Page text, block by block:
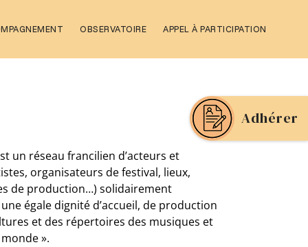
OBSERVATOIRE APPEL À PARTICIPATION
Adhérer
un réseau francilien d’acteurs et
organisateurs de festival, lieux,
de production…) solidairement
égale dignité d’accueil, de production
et des répertoires des musiques et
».